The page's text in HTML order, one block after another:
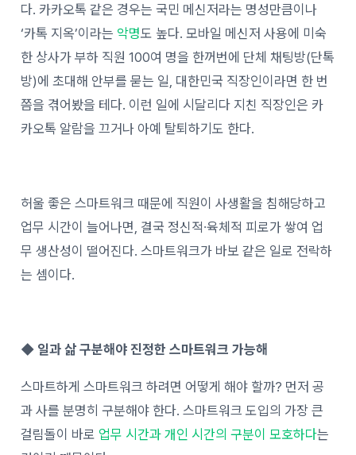
다. 카카오톡 같은 경우는 국민 메신저라는 명성만큼이나
‘카톡 지옥’이라는 악명도 높다. 모바일 메신저 사용에 미숙
한 상사가 부하 직원 100여 명을 한꺼번에 단체 채팅방(단톡
방)에 초대해 안부를 묻는 일, 대한민국 직장인이라면 한 번
쯤을 겪어봤을 테다. 이런 일에 시달리다 지친 직장인은 카
카오톡 알람을 끄거나 아예 탈퇴하기도 한다.
허울 좋은 스마트워크 때문에 직원이 사생활을 침해당하고
업무 시간이 늘어나면, 결국 정신적∙육체적 피로가 쌓여 업
무 생산성이 떨어진다. 스마트워크가 바보 같은 일로 전락하
는 셈이다.
◆ 일과 삶 구분해야 진정한 스마트워크 가능해
스마트하게 스마트워크 하려면 어떻게 해야 할까? 먼저 공
과 사를 분명히 구분해야 한다. 스마트워크 도입의 가장 큰
걸림돌이 바로 업무 시간과 개인 시간의 구분이 모호하다는